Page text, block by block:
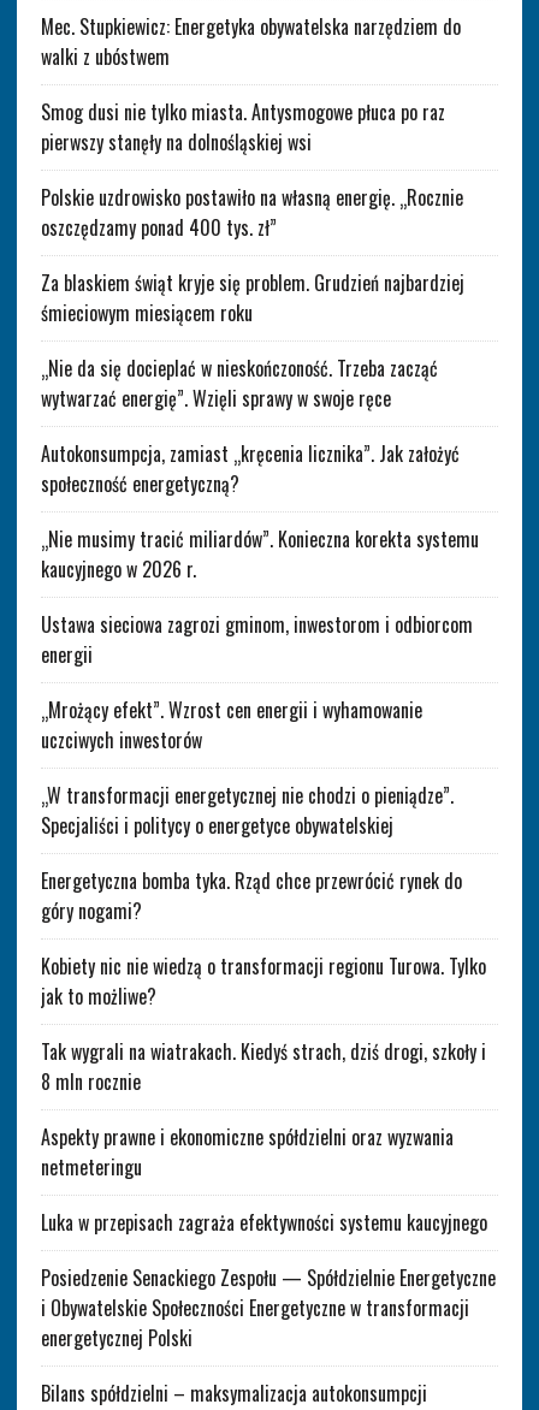
Mec. Stupkiewicz: Energetyka obywatelska narzędziem do
walki z ubóstwem
Smog dusi nie tylko miasta. Antysmogowe płuca po raz
pierwszy stanęły na dolnośląskiej wsi
Polskie uzdrowisko postawiło na własną energię. „Rocznie
oszczędzamy ponad 400 tys. zł”
Za blaskiem świąt kryje się problem. Grudzień najbardziej
śmieciowym miesiącem roku
„Nie da się docieplać w nieskończoność. Trzeba zacząć
wytwarzać energię”. Wzięli sprawy w swoje ręce
Autokonsumpcja, zamiast „kręcenia licznika”. Jak założyć
społeczność energetyczną?
„Nie musimy tracić miliardów”. Konieczna korekta systemu
kaucyjnego w 2026 r.
Ustawa sieciowa zagrozi gminom, inwestorom i odbiorcom
energii
„Mrożący efekt”. Wzrost cen energii i wyhamowanie
uczciwych inwestorów
„W transformacji energetycznej nie chodzi o pieniądze”.
Specjaliści i politycy o energetyce obywatelskiej
Energetyczna bomba tyka. Rząd chce przewrócić rynek do
góry nogami?
Kobiety nic nie wiedzą o transformacji regionu Turowa. Tylko
jak to możliwe?
Tak wygrali na wiatrakach. Kiedyś strach, dziś drogi, szkoły i
8 mln rocznie
Aspekty prawne i ekonomiczne spółdzielni oraz wyzwania
netmeteringu
Luka w przepisach zagraża efektywności systemu kaucyjnego
Posiedzenie Senackiego Zespołu — Spółdzielnie Energetyczne
i Obywatelskie Społeczności Energetyczne w transformacji
energetycznej Polski
Bilans spółdzielni – maksymalizacja autokonsumpcji